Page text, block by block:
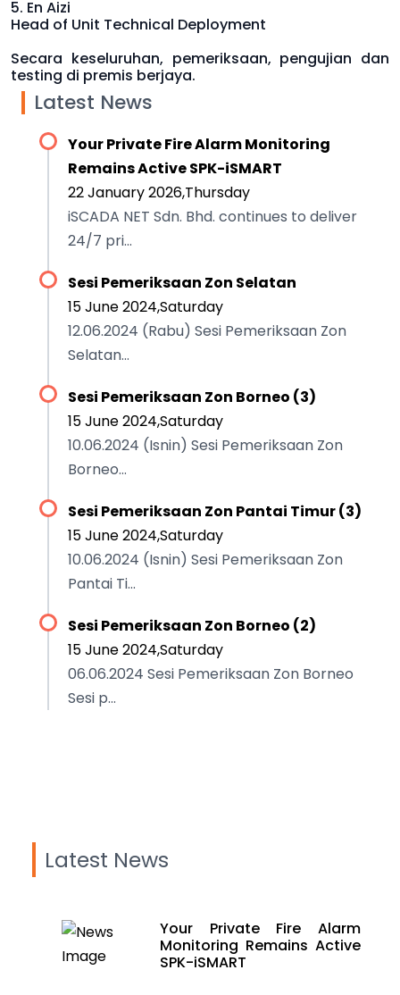
5. En Aizi
Head of Unit Technical Deployment
Secara keseluruhan, pemeriksaan, pengujian dan
testing di premis berjaya.
Latest News
Your Private Fire Alarm Monitoring
Remains Active SPK-iSMART
22 January 2026,Thursday
iSCADA NET Sdn. Bhd. continues to deliver
24/7 pri...
Sesi Pemeriksaan Zon Selatan
15 June 2024,Saturday
12.06.2024 (Rabu) Sesi Pemeriksaan Zon
Selatan...
Sesi Pemeriksaan Zon Borneo (3)
15 June 2024,Saturday
10.06.2024 (Isnin) Sesi Pemeriksaan Zon
Borneo...
Sesi Pemeriksaan Zon Pantai Timur (3)
15 June 2024,Saturday
10.06.2024 (Isnin) Sesi Pemeriksaan Zon
Pantai Ti...
Sesi Pemeriksaan Zon Borneo (2)
15 June 2024,Saturday
06.06.2024 Sesi Pemeriksaan Zon Borneo
Sesi p...
Latest News
Your Private Fire Alarm
Monitoring Remains Active
SPK-iSMART